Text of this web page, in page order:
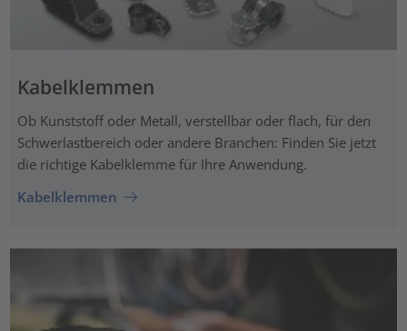
Kabelklemmen
Ob Kunststoff oder Metall, verstellbar oder flach, für den
Schwerlastbereich oder andere Branchen: Finden Sie jetzt
die richtige Kabelklemme für Ihre Anwendung.
Kabelklemmen